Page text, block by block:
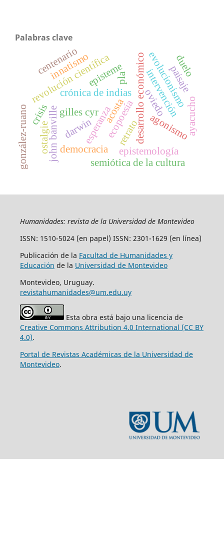
Palabras clave
esperanza
crónica de indias
democracia
desarrollo económico
gilles cyr
revolución científica
john banville epistemología
episteme
innatismo
darwin
oviedo
intervención
acosta
evolucionismo
ecopoesía agonismo
semiótica de la cultura
crisis
retrato
pla
gonzález-ruano
paisaje
ayacucho
centenario
ostalgie
duelo
Humanidades: revista de la Universidad de Montevideo
ISSN: 1510-5024 (en papel) ISSN: 2301-1629 (en línea)
Publicación de la Facultad de Humanidades y
Educación de la Universidad de Montevideo
Montevideo, Uruguay.
revistahumanidades@um.edu.uy
Esta obra está bajo una licencia de
Creative Commons Attribution 4.0 International (CC BY
4.0).
Portal de Revistas Académicas de la Universidad de
Montevideo.